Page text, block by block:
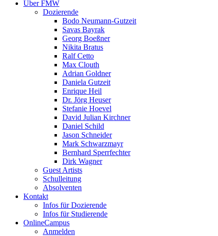
Über FMW
Dozierende
Bodo Neumann-Gutzeit
Savas Bayrak
Georg Boeßner
Nikita Bratus
Ralf Cetto
Max Clouth
Adrian Goldner
Daniela Gutzeit
Enrique Heil
Dr. Jörg Heuser
Stefanie Hoevel
David Julian Kirchner
Daniel Schild
Jason Schneider
Mark Schwarzmayr
Bernhard Sperrfechter
Dirk Wagner
Guest Artists
Schulleitung
Absolventen
Kontakt
Infos für Dozierende
Infos für Studierende
OnlineCampus
Anmelden